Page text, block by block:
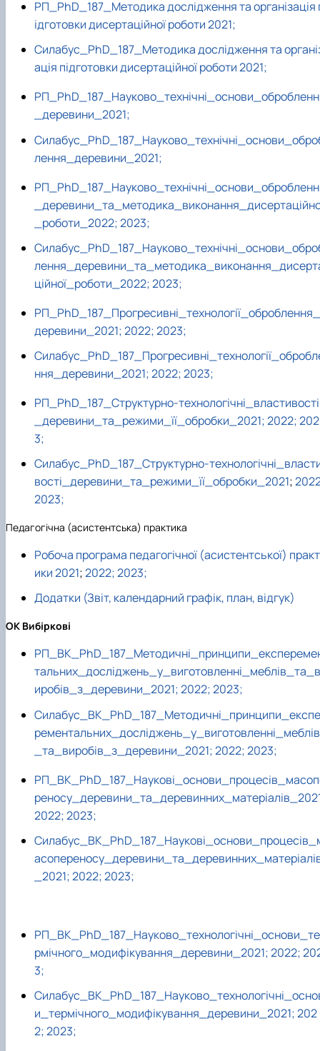
РП_PhD_187_Методика дослідження та організація
ідготовки дисертаційної роботи 2021;
Силабус_PhD_187_Методика дослідження та
ація підготовки дисертаційної роботи 2021;
_деревини_2021;
лення_деревини_2021;
_роботи_2022;2023;
ційної_роботи_2022;2023;
РП_PhD_187_Прогресивні_технології_оброблення_
деревини_2021;2022;2023;
ння_деревини_2021;2022;2023;
РП_PhD_187_Структурно-технологічні_властивості
_деревини_та_режими_її_обробки_2021;2022;202
3;
Силабус_PhD_187_Структурно-
вості_деревини_та_режими_її_обробки_2021;
2023;
Педагогічна (асистентська) практика
Робоча програма педагогічної (асистентської) практ
ики 2021;2022;2023;
Додатки (Звіт, календарний графік, план, відгук)
ОК Вибіркові
тальних_досліджень_у_виготовленні_меблів_та_в
иробів_з_деревини_2021;2022;2023;
Силабус_ВК_PhD_187_Методичні_принципи_експе
рементальних_досліджень_у_виготовленні_меблів
_та_виробів_з_деревини_2021;2022;2023;
2022;2023;
_2021;2022;2023;
РП_ВК_PhD_187_Науково_технологічні_основи_те
рмічного_модифікування_деревини_2021;2022;
3;
и_термічного_модифікування_деревини_2021;202
2;2023;